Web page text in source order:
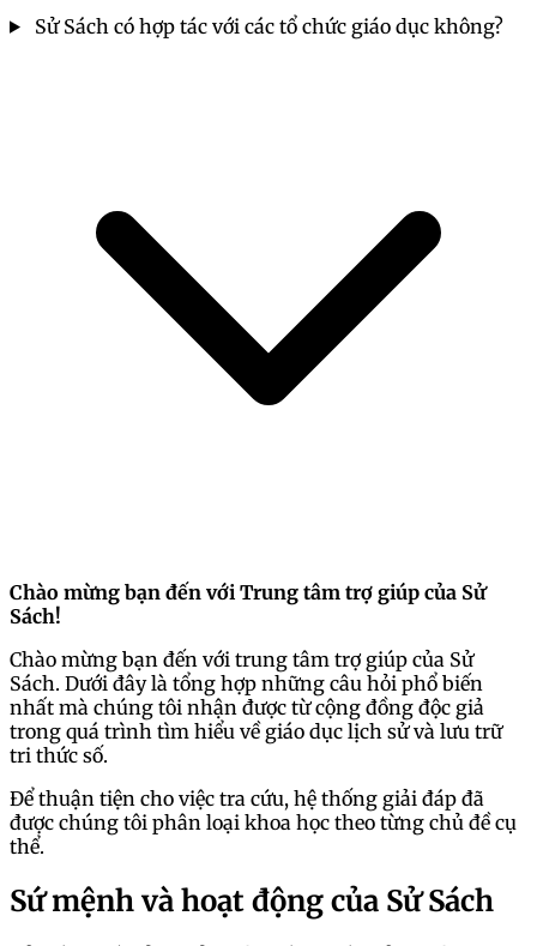
Sử Sách có hợp tác với các tổ chức giáo dục không?
Chào mừng bạn đến với Trung tâm trợ giúp của Sử
Sách!
Chào mừng bạn đến với trung tâm trợ giúp của Sử
Sách. Dưới đây là tổng hợp những câu hỏi phổ biến
nhất mà chúng tôi nhận được từ cộng đồng độc giả
trong quá trình tìm hiểu về giáo dục lịch sử và lưu trữ
tri thức số.
Để thuận tiện cho việc tra cứu, hệ thống giải đáp đã
được chúng tôi phân loại khoa học theo từng chủ đề cụ
thể.
Sứ mệnh và hoạt động của Sử Sách